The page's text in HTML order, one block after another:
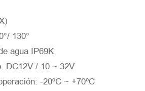
130°
agua IP69K
DC12V / 10 ~ 32V
-20ºC ~ +70ºC